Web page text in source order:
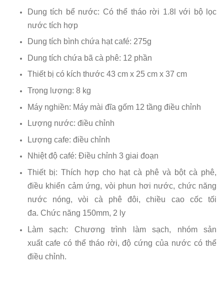
Dung tích bể nước: Có thể tháo rời 1.8l với bộ lọc
nước tích hợp
Dung tích bình chứa hạt café: 275g
Dung tích chứa bã cà phê: 12 phần
Thiết bị có kích thước 43 cm x 25 cm x 37 cm
Trọng lượng: 8 kg
Máy nghiền: Máy mài đĩa gốm 12 tầng điều chỉnh
Lượng nước: điều chỉnh
Lượng cafe: điều chỉnh
Nhiệt độ café: Điều chỉnh 3 giai đoạn
Thiết bị: Thích hợp cho hạt cà phê và bột cà phê,
điều khiển cảm ứng, vòi phun hơi nước, chức năng
nước nóng, vòi cà phê đôi, chiều cao cốc tối
đa. Chức năng 150mm, 2 ly
Làm sạch: Chương trình làm sạch, nhóm sản
xuất cafe có thể tháo rời, độ cứng của nước có thể
điều chỉnh.